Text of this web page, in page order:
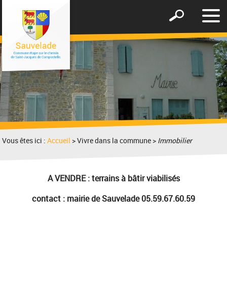
le
Afficher
formulaire
Vous êtes ici :Accueil > Vivre dans la commune > Immobilier
A VENDRE : terrains à bâtir viabilisés
contact : mairie deSauvelade05.59.67.60.59